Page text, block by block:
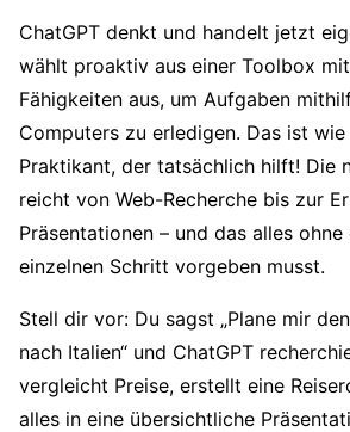
ChatGPT denkt und handelt jetzt
wählt proaktiv aus einer Toolbox
Fähigkeiten aus, um Aufgaben
Computers zu erledigen. Das ist
Praktikant, der tatsächlich hilft! Die
reicht von Web-Recherche bis zur
Präsentationen – und das alles
einzelnen Schritt vorgeben musst.
Stell dir vor: Du sagst „Plane mir
nach Italien“ und ChatGPT
vergleicht Preise, erstellt eine
alles in eine übersichtliche